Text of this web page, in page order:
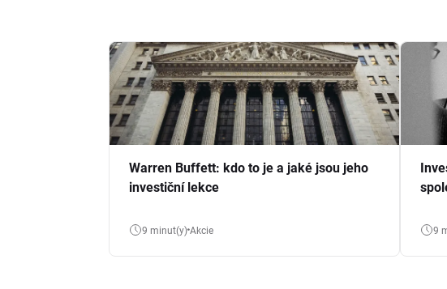
Warren Buffett: kdo to je a jaké jsou jeho
investiční lekce
9 minut(y) Akcie 9